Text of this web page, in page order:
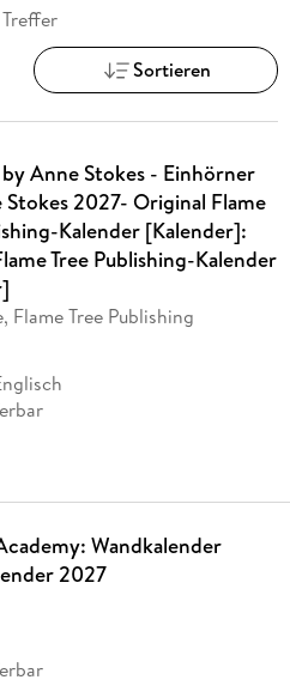
Sortieren
Anne Stokes - Einhörner
2027- Original Flame
Kalender [Kalender]:
Tree Publishing-Kalender
Flame Tree Publishing
Wandkalender
2027